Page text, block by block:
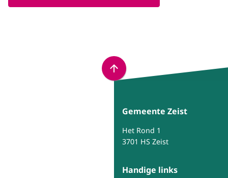
Scroll
naar
het
begin
Gemeente Zeist
Het Rond 1
3701 HS Zeist
Handige links